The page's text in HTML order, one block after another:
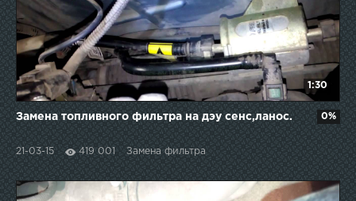
1:30
Замена топливного фильтра на дэу сенс,ланос.
21-03-15 419 001 Замена фильтра
0%